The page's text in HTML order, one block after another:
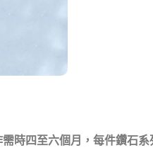
時四至六個月，每件鑽石